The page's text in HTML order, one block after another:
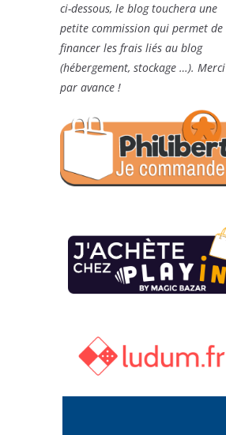
ci-dessous, le blog touchera une
petite commission qui permet de
financer les frais liés au blog
(hébergement, stockage …). Merci
par avance !